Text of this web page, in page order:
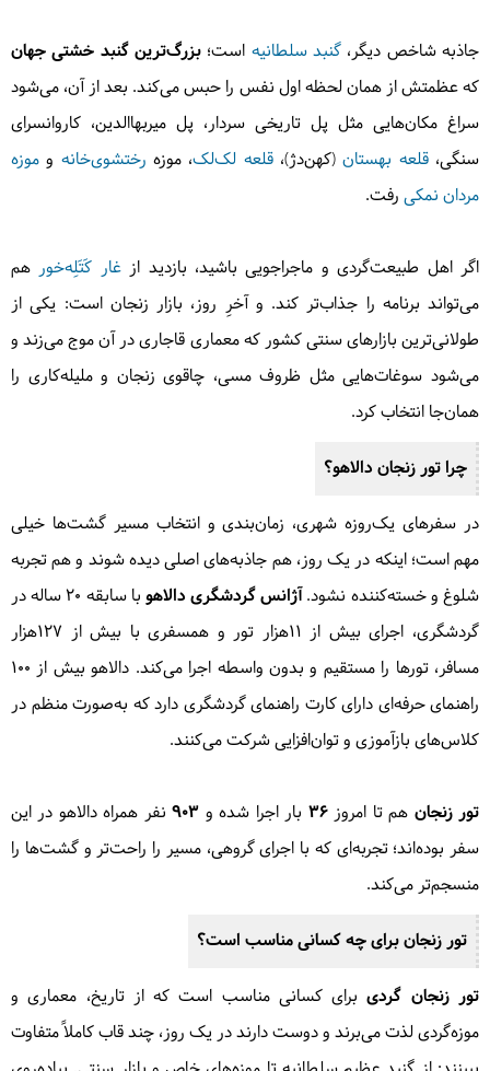
جاذبه شاخص دیگر، گنبد سلطانیه است؛ بزرگ‌ترین گنبد خشتی جهان
که عظمتش از همان لحظه اول نفس را حبس می‌کند. بعد از آن، می‌شود
سراغ مکان‌هایی مثل پل تاریخی سردار، پل میربهاالدین، کاروانسرای
سنگی،قلعه بهستان(کهن‌دژ)،قلعه لک‌لک، موزه رختشوی‌خانه و موزه
مردان نمکی رفت.
اگر اهل طبیعت‌گردی و ماجراجویی باشید، بازدید ازغار کَتَلِه‌خورهم
می‌تواند برنامه را جذاب‌تر کند. و آخرِ روز، بازار زنجان است: یکی از
طولانی‌ترین بازارهای سنتی کشور که معماری قاجاری در آن موج می‌زند و
می‌شود سوغات‌هایی مثل ظروف مسی، چاقوی زنجان و ملیله‌کاری را
همان‌جا انتخاب کرد.
چرا تور زنجان دالاهو؟
در سفرهای یک‌روزه شهری، زمان‌بندی و انتخاب مسیر گشت‌ها خیلی
مهم است؛ اینکه در یک روز، هم جاذبه‌های اصلی دیده شوند و هم تجربه
شلوغ و خسته‌کننده نشود.آژانس گردشگری دالاهو
با سابقه ۲۰ ساله در
گردشگری، اجرای بیش از ۱۱هزار تور و همسفری با بیش از ۱۲۷هزار
مسافر، تورها را مستقیم و بدون واسطه اجرا می‌کند. دالاهو بیش از ۱۰۰
راهنمای حرفه‌ای دارای کارت راهنمای گردشگری دارد که به‌صورت منظم در
کلاس‌های بازآموزی و توان‌افزایی شرکت می‌کنند.
تور زنجان هم تا امروز۳۶ بار اجرا شده و ۹۰۳نفر همراه دالاهو در این
سفر بوده‌اند؛ تجربه‌ای که با اجرای گروهی، مسیر را راحت‌تر و گشت‌ها را
منسجم‌تر می‌کند.
تور زنجان برای چه کسانی مناسب است؟
تور زنجان گردیبرای کسانی مناسب است که از تاریخ، معماری و
موزه‌گردی لذت می‌برند و دوست دارند در یک روز، چند قاب کاملاً متفاوت